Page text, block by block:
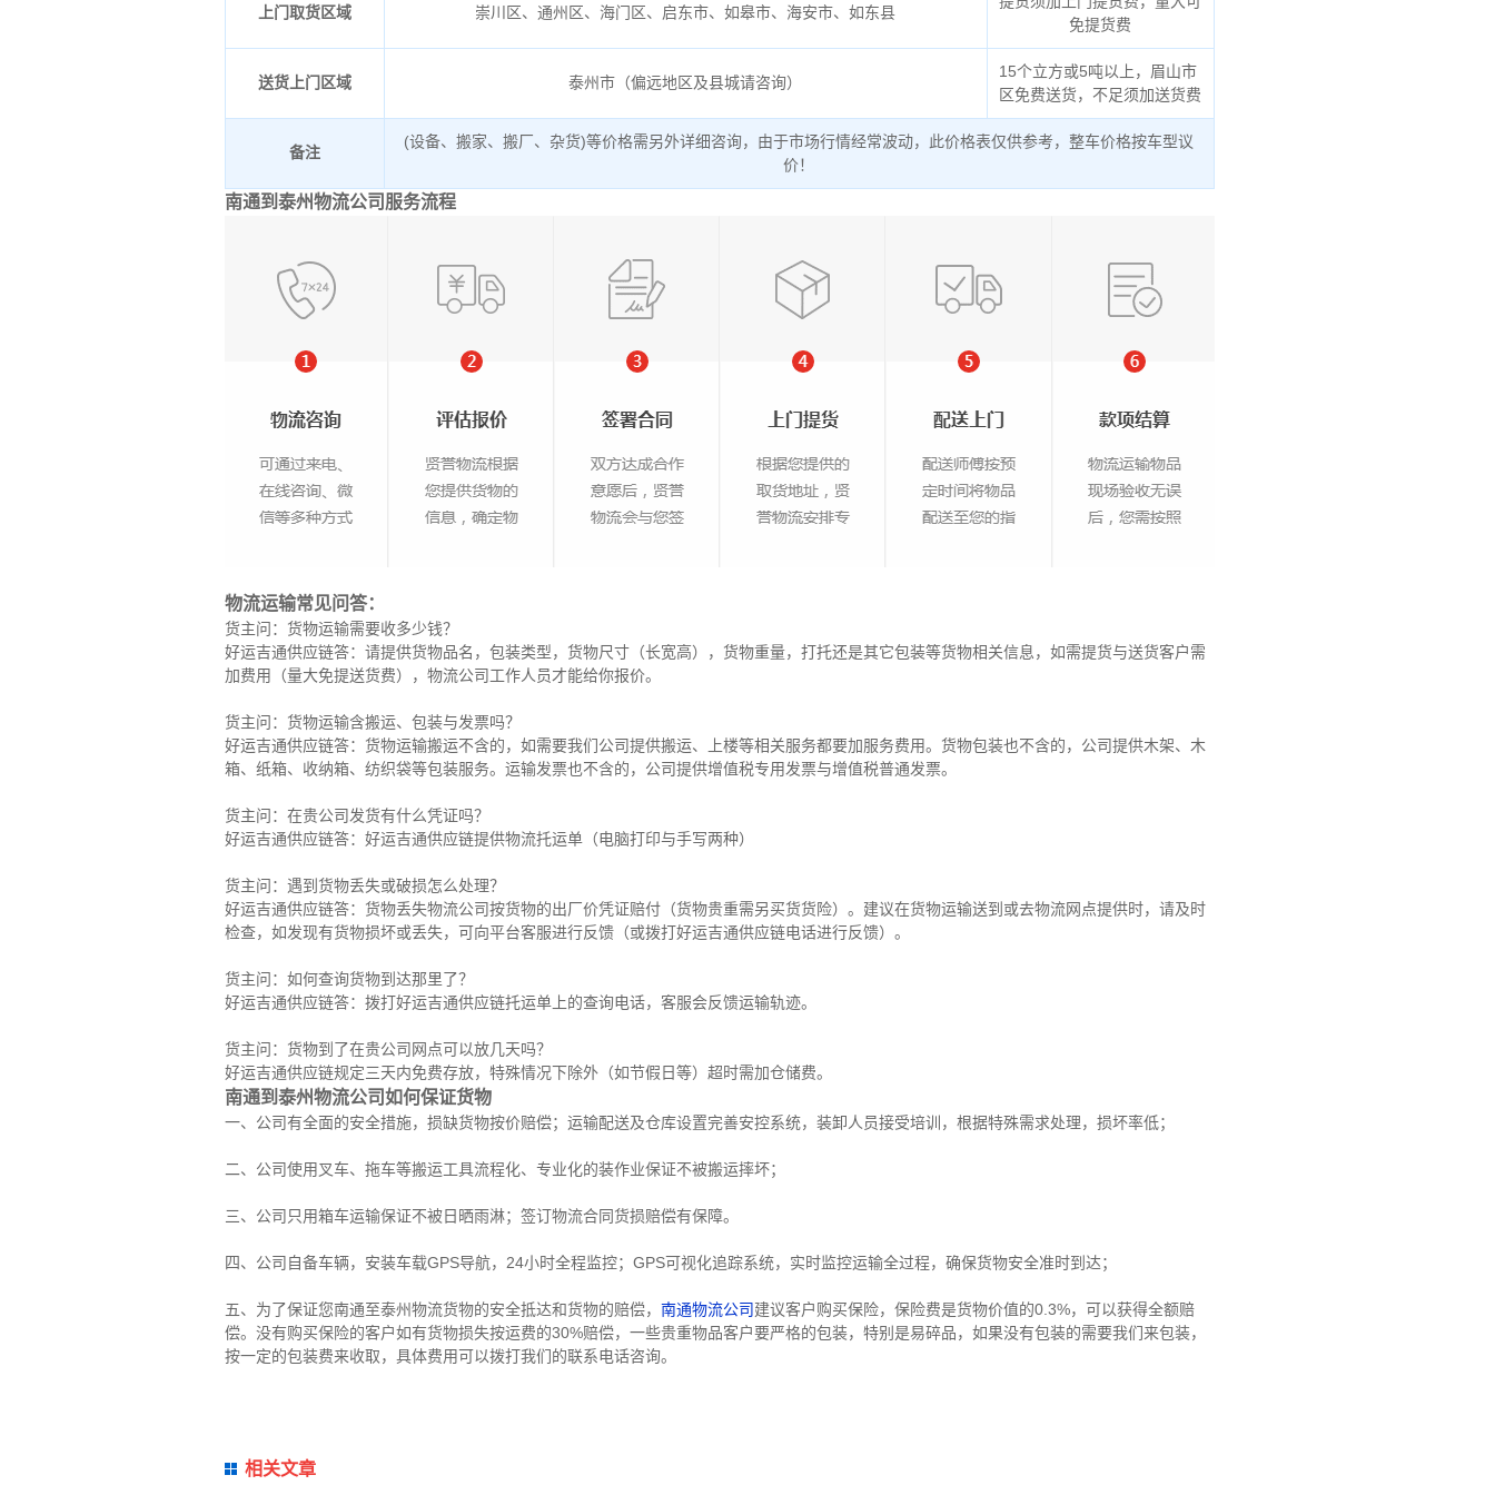
上门取货区域 崇川区、通州区、海门区、启东市、如皋市、海安市、如东县
免提货费
送货上门区域 泰州市（偏远地区及县城请咨询）
15个立方或5吨以上，眉山市
区免费送货，不足须加送货费
备注
(设备、搬家、搬厂、杂货)等价格需另外详细咨询，由于市场行情经常波动，此价格表仅供参考，整车价格按车型议
价！
南通到泰州物流公司服务流程
物流运输常见问答：
货主问：货物运输需要收多少钱？
好运吉通供应链答：请提供货物品名，包装类型，货物尺寸（长宽高），货物重量，打托还是其它包装等货物相关信息，如需提货与送货客户需
加费用（量大免提送货费），物流公司工作人员才能给你报价。
货主问：货物运输含搬运、包装与发票吗？
好运吉通供应链答：货物运输搬运不含的，如需要我们公司提供搬运、上楼等相关服务都要加服务费用。货物包装也不含的，公司提供木架、木
箱、纸箱、收纳箱、纺织袋等包装服务。运输发票也不含的，公司提供增值税专用发票与增值税普通发票。
货主问：在贵公司发货有什么凭证吗？
好运吉通供应链答：好运吉通供应链提供物流托运单（电脑打印与手写两种）
货主问：遇到货物丢失或破损怎么处理？
好运吉通供应链答：货物丢失物流公司按货物的出厂价凭证赔付（货物贵重需另买货货险）。建议在货物运输送到或去物流网点提供时，请及时
检查，如发现有货物损坏或丢失，可向平台客服进行反馈（或拨打好运吉通供应链电话进行反馈）。
货主问：如何查询货物到达那里了？
好运吉通供应链答：拨打好运吉通供应链托运单上的查询电话，客服会反馈运输轨迹。
货主问：货物到了在贵公司网点可以放几天吗？
好运吉通供应链规定三天内免费存放，特殊情况下除外（如节假日等）超时需加仓储费。
南通到泰州物流公司如何保证货物
一、公司有全面的安全措施，损缺货物按价赔偿；运输配送及仓库设置完善安控系统，装卸人员接受培训，根据特殊需求处理，损坏率低；
二、公司使用叉车、拖车等搬运工具流程化、专业化的装作业保证不被搬运摔坏；
三、公司只用箱车运输保证不被日晒雨淋；签订物流合同货损赔偿有保障。
四、公司自备车辆，安装车载GPS导航，24小时全程监控；GPS可视化追踪系统，实时监控运输全过程，确保货物安全准时到达；
五、为了保证您南通至泰州物流货物的安全抵达和货物的赔偿， 南通物流公司建议客户购买保险，保险费是货物价值的0.3%，可以获得全额赔
偿。没有购买保险的客户如有货物损失按运费的30%赔偿，一些贵重物品客户要严格的包装，特别是易碎品，如果没有包装的需要我们来包装，
按一定的包装费来收取，具体费用可以拨打我们的联系电话咨询。
相关文章